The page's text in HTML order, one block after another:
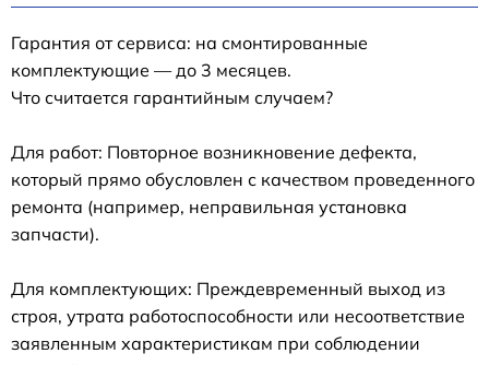
Гарантия от сервиса: на смонтированные
комплектующие — до 3 месяцев.
Что считается гарантийным случаем?
Для работ: Повторное возникновение дефекта,
который прямо обусловлен с качеством проведенного
ремонта (например, неправильная установка
запчасти).
Для комплектующих: Преждевременный выход из
строя, утрата работоспособности или несоответствие
заявленным характеристикам при соблюдении